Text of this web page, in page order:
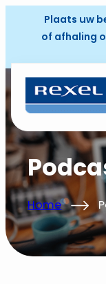
Plaats uw
of afhaling
Home